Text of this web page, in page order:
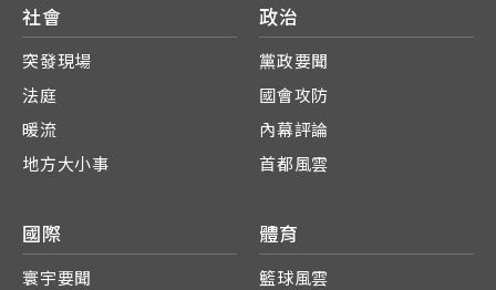
社會
突發現場
法庭
暖流
地方大小事
政治
黨政要聞
國會攻防
內幕評論
首都風雲
國際
寰宇要聞
體育
籃球風雲